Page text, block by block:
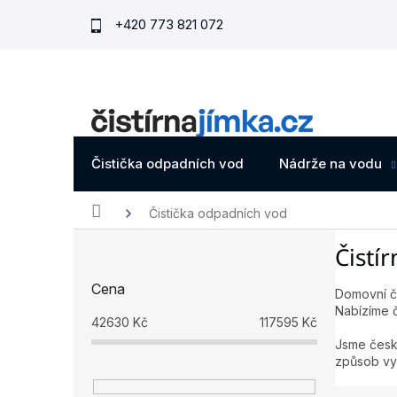
+420 773 821 072
Čistička odpadních vod Nádrže na vodu
Domů Čistička odpadních vod
Cena
42630 Kč 117595 Kč
Domovní
Nabízíme
Jsme
způsob